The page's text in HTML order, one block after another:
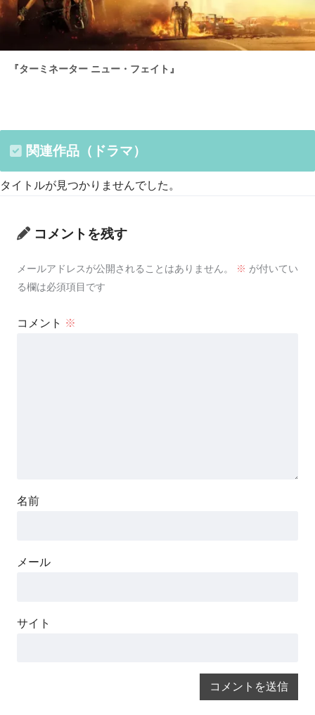
『ターミネーター ニュー・フェイト』
関連作品（ドラマ）
タイトルが見つかりませんでした。
コメントを残す
メールアドレスが公開されることはありません。 ※ が付いてい
る欄は必須項目です
コメント ※
名前
メール
サイト